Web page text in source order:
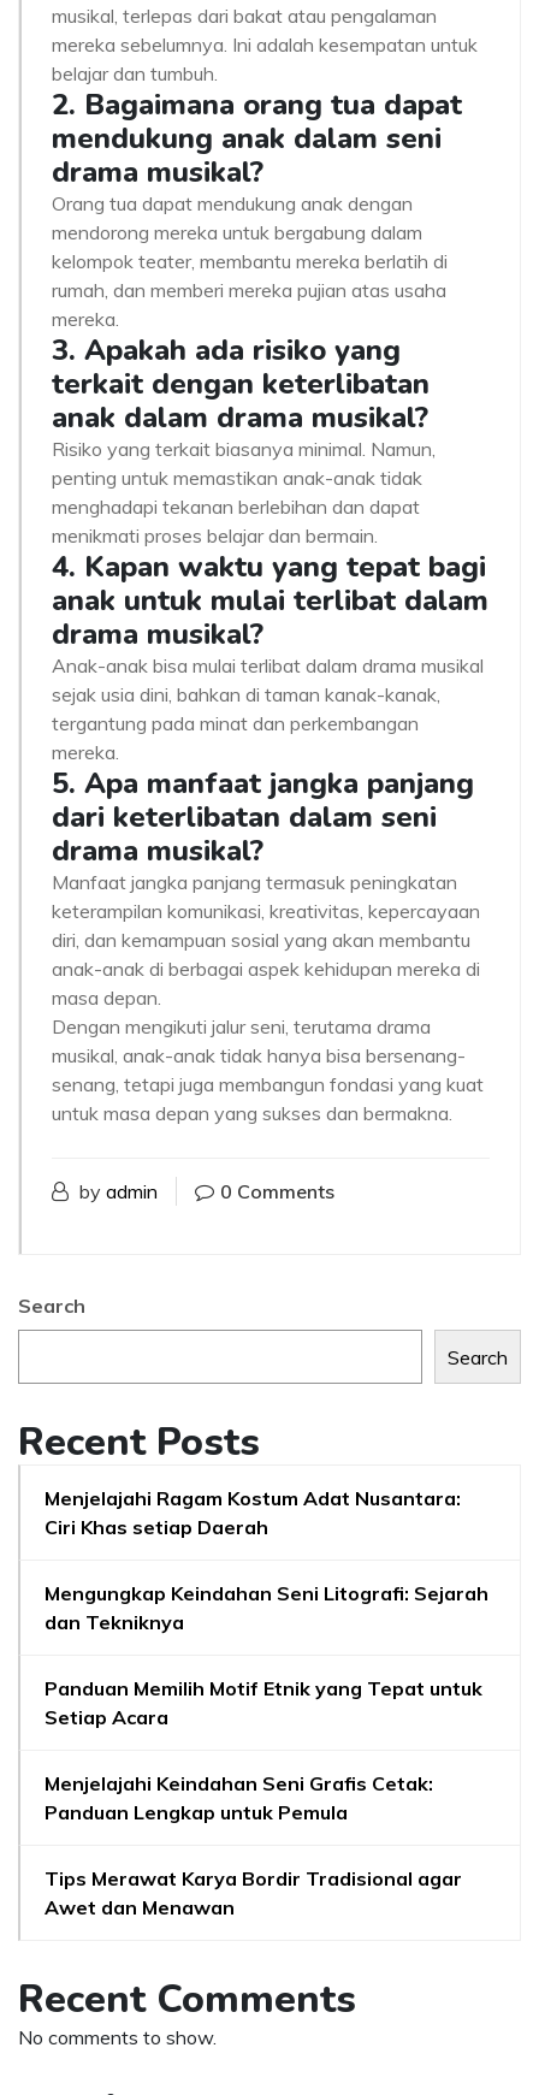
musikal, terlepas dari bakat atau pengalaman
mereka sebelumnya. Ini adalah kesempatan untuk
belajar dan tumbuh.
2. Bagaimana orang tua dapat
mendukung anak dalam seni
drama musikal?
Orang tua dapat mendukung anak dengan
mendorong mereka untuk bergabung dalam
kelompok teater, membantu mereka berlatih di
rumah, dan memberi mereka pujian atas usaha
mereka.
3. Apakah ada risiko yang
terkait dengan keterlibatan
anak dalam drama musikal?
Risiko yang terkait biasanya minimal. Namun,
penting untuk memastikan anak-anak tidak
menghadapi tekanan berlebihan dan dapat
menikmati proses belajar dan bermain.
4. Kapan waktu yang tepat bagi
anak untuk mulai terlibat dalam
drama musikal?
Anak-anak bisa mulai terlibat dalam drama musikal
sejak usia dini, bahkan di taman kanak-kanak,
tergantung pada minat dan perkembangan
mereka.
5. Apa manfaat jangka panjang
dari keterlibatan dalam seni
drama musikal?
Manfaat jangka panjang termasuk peningkatan
keterampilan komunikasi, kreativitas, kepercayaan
diri, dan kemampuan sosial yang akan membantu
anak-anak di berbagai aspek kehidupan mereka di
masa depan.
Dengan mengikuti jalur seni, terutama drama
musikal, anak-anak tidak hanya bisa bersenang-
senang, tetapi juga membangun fondasi yang kuat
untuk masa depan yang sukses dan bermakna.
by admin 0 Comments
Search
Search
Recent Posts
Menjelajahi Ragam Kostum Adat Nusantara:
Ciri Khas setiap Daerah
Mengungkap Keindahan Seni Litografi: Sejarah
dan Tekniknya
Panduan Memilih Motif Etnik yang Tepat untuk
Setiap Acara
Menjelajahi Keindahan Seni Grafis Cetak:
Panduan Lengkap untuk Pemula
Tips Merawat Karya Bordir Tradisional agar
Awet dan Menawan
Recent Comments
No comments to show.